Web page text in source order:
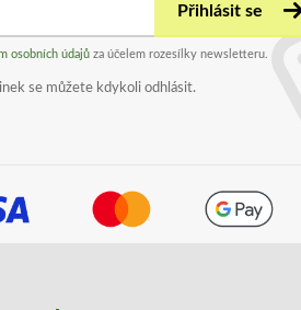
Přihlásit se
osobních údajů za účelem rozesílky newsletteru.
se můžete kdykoli odhlásit.